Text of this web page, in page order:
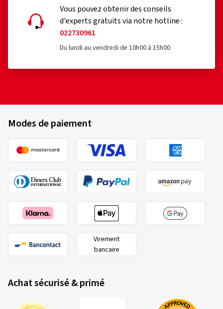
Vous pouvez obtenir des conseils
d'experts gratuits via notre hotline :
022730961
Du lundi au vendredi de 10h00 à 15h00
Modes de paiement
Virement
bancaire
Achat sécurisé & primé